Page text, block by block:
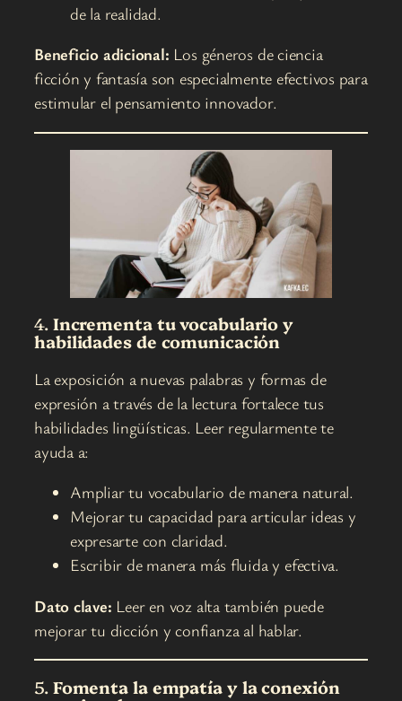
de la realidad.
Beneficio adicional: Los géneros de ciencia
ficción y fantasía son especialmente efectivos para
estimular el pensamiento innovador.
4.Incrementa tu vocabulario y
habilidades de comunicación
La exposición a nuevas palabras y formas de
expresión a través de la lectura fortalece tus
habilidades lingüísticas. Leer regularmente te
ayuda a:
Ampliar tu vocabulario de manera natural.
Mejorar tu capacidad para articular ideas y
expresarte con claridad.
Escribir de manera más fluida y efectiva.
Dato clave: Leer en voz alta también puede
mejorar tu dicción y confianza al hablar.
5.Fomenta la empatía y la conexión